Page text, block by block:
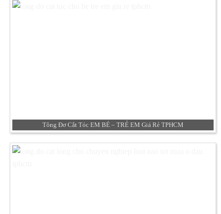
Tông Đơ Cắt Tóc EM BÉ – TRẺ EM Giá Rẻ TPHCM